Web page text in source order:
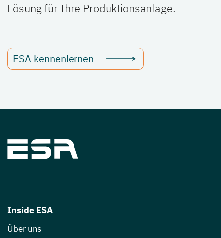
Lösung für Ihre Produktionsanlage.
ESA kennenlernen
Inside ESA
Über uns